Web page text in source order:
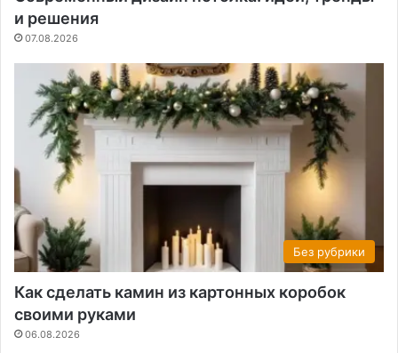
и решения
07.08.2026
Без рубрики
Как сделать камин из картонных коробок
своими руками
06.08.2026